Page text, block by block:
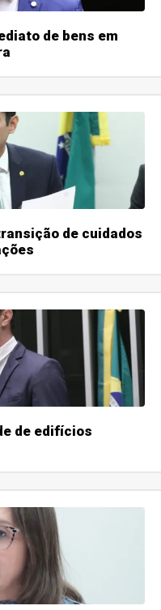
de bens em
de cuidados
de edifícios